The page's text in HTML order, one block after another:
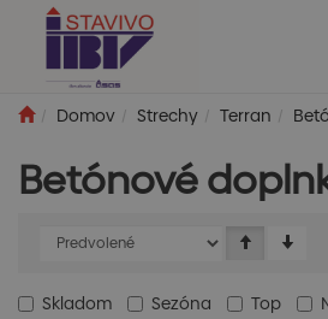
Domov
Strechy Terran
Betónové
Skladom Sezóna Top